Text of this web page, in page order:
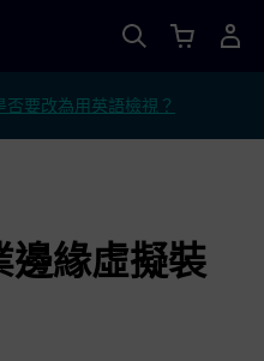
否要改為用英語檢視？
邊緣虛擬裝